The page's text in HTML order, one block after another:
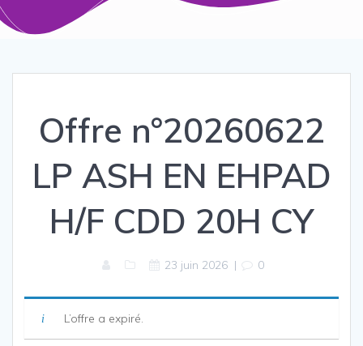
Offre n°20260622
LP ASH EN EHPAD
H/F CDD 20H CY
23 juin 2026 | 0
L’offre a expiré.